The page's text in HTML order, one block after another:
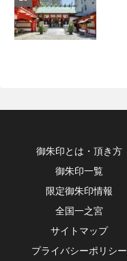
御朱印とは・頂き方
御朱印一覧
限定御朱印情報
全国一之宮
サイトマップ
プライバシーポリシー